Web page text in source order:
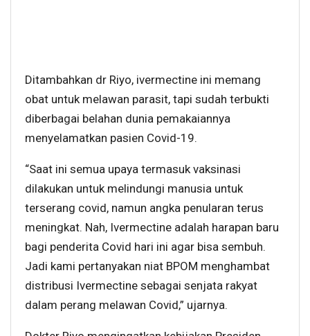
Ditambahkan dr Riyo, ivermectine ini memang
obat untuk melawan parasit, tapi sudah terbukti
diberbagai belahan dunia pemakaiannya
menyelamatkan pasien Covid-19.
“Saat ini semua upaya termasuk vaksinasi
dilakukan untuk melindungi manusia untuk
terserang covid, namun angka penularan terus
meningkat. Nah, Ivermectine adalah harapan baru
bagi penderita Covid hari ini agar bisa sembuh.
Jadi kami pertanyakan niat BPOM menghambat
distribusi Ivermectine sebagai senjata rakyat
dalam perang melawan Covid,” ujarnya.